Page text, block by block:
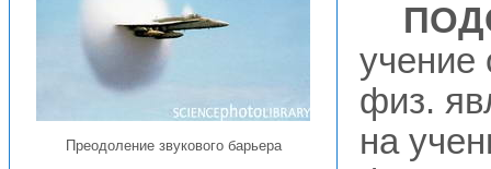
Преодоление звукового барьера
учение
физ.
на